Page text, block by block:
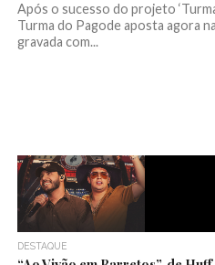
Após o sucesso do projeto
Turma do Pagode aposta agora
gravada com...
DESTAQUE